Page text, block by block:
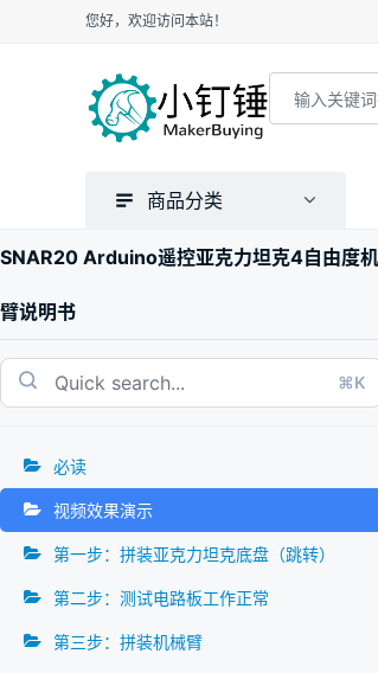
您好，欢迎访问本站！
商品分类
SNAR20 Arduino遥控亚克力坦克4自由度
臂说明书
⌘K
必读
视频效果演示
第一步：拼装亚克力坦克底盘（跳转）
第二步：测试电路板工作正常
第三步：拼装机械臂